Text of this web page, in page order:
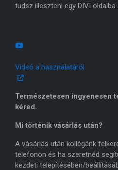
tudsz illeszteni egy DIVI
Videó a használatáról
Természetesen ingyenesen
kéred.
Mi történik vásárlás után?
A vásárlás után kollégánk
telefonon és ha szeretnéd
kezdeti telepítésében/